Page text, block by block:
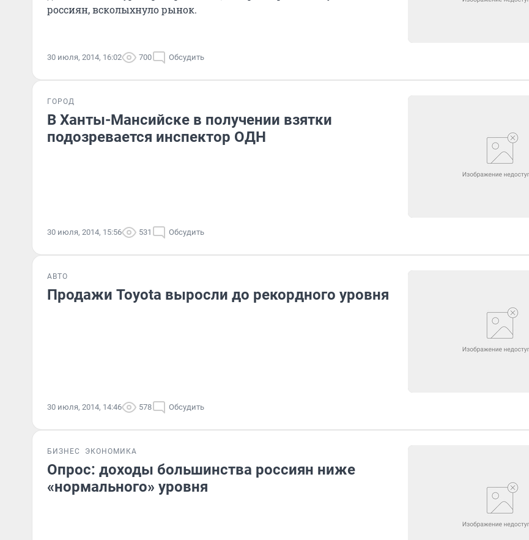
россиян, всколыхнуло рынок.
30 июля, 2014, 16:02 700 Обсудить
ГОРОД
В Ханты-Мансийске в получении взятки
подозревается инспектор ОДН
30 июля, 2014, 15:56 531 Обсудить
АВТО
Продажи Toyota выросли до рекордного уровня
30 июля, 2014, 14:46 578 Обсудить
БИЗНЕС ЭКОНОМИКА
Опрос: доходы большинства россиян ниже
«нормального» уровня